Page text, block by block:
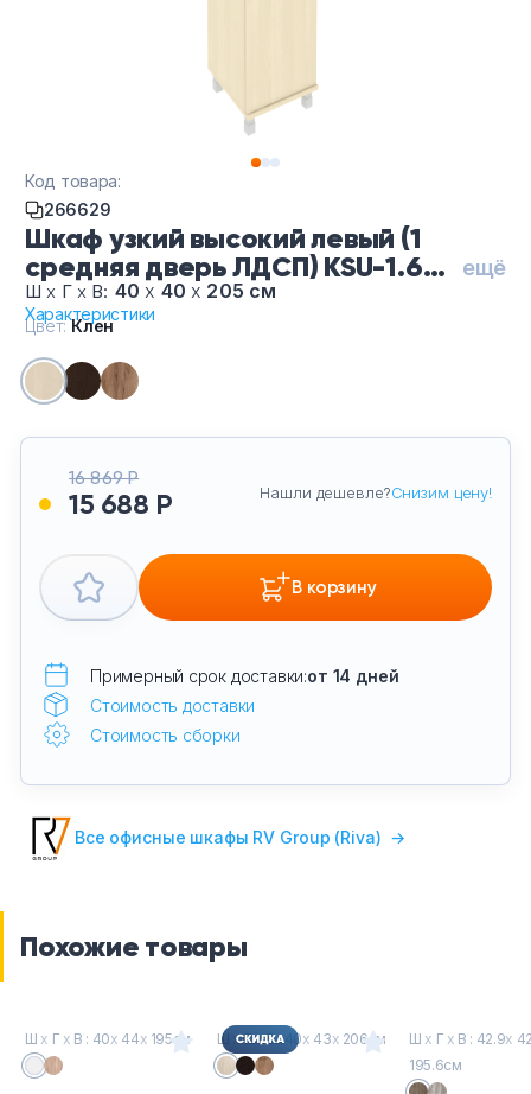
Шкаф узкий высокий левый (1
средняя дверь ЛДСП) KSU-1.6
(L)-Кл, цвет Клен
ещё
Шх Г х В: 40х 40х 205 см
Характеристики
Код товара:
266629
16 869 Р
15 688 Р Нашли дешевле?Снизим цену!
В корзину
Примерный срок доставки:от 14 дней
Стоимость доставки
Стоимость сборки
Цвет:Клен
Все офисные шкафы RV Group (Riva) →
Похожие товары
Ш х Г х В : 40х 44х 195см Ш хГхВ : 40х 43х 206см Ш х Г х В : 42.9х
195.6см
Офисные шкафы
Офисные диваны
Обеденная зона
Искусственные растения